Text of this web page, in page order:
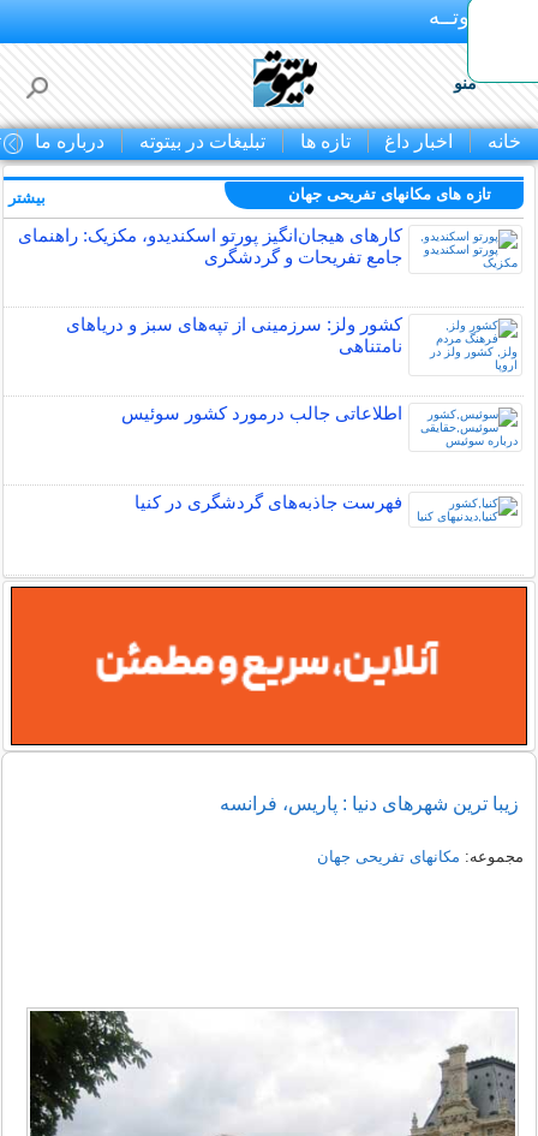
بـیتوتــه
منو
خانه اخبار داغ تازه ها تبلیغات در بیتوته درباره ما
تازه های مکانهای تفریحی جهان
کارهای هیجان‌انگیز پورتو اسکندیدو، مکزیک: راهنمای
جامع تفریحات و گردشگری
کشور ولز: سرزمینی از تپه‌های سبز و دریاهای
نامتناهی
اطلاعاتی جالب درمورد کشور سوئیس
فهرست جاذبه‌های گردشگری در کنیا
بیشتر
زیبا ترین شهرهای دنیا : پاریس، فرانسه
مجموعه: مکانهای تفریحی جهان